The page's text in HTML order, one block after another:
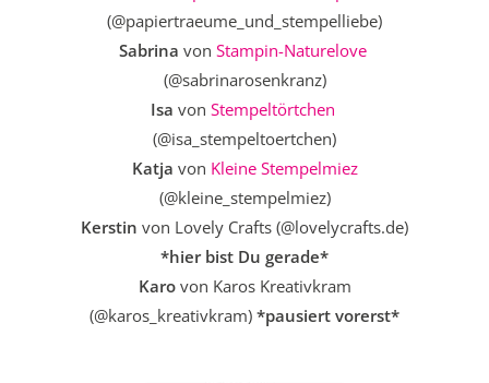
(@papiertraeume_und_stempelliebe)
Sabrina von Stampin-Naturelove
(@sabrinarosenkranz)
Isa von Stempeltörtchen
(@isa_stempeltoertchen)
Katja von Kleine Stempelmiez
(@kleine_stempelmiez)
Kerstin von Lovely Crafts (@lovelycrafts.de)
*hier bist Du gerade*
Karovon Karos Kreativkram
(@karos_kreativkram) *pausiert vorerst*